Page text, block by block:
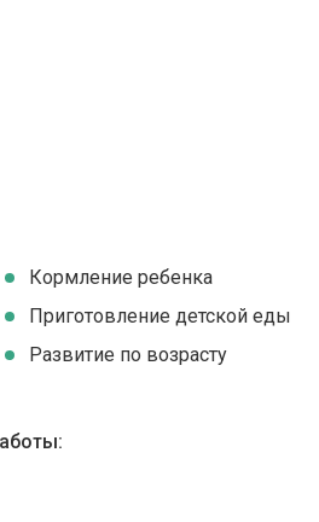
Кормление ребенка
Приготовление детской еды
Развитие по возрасту